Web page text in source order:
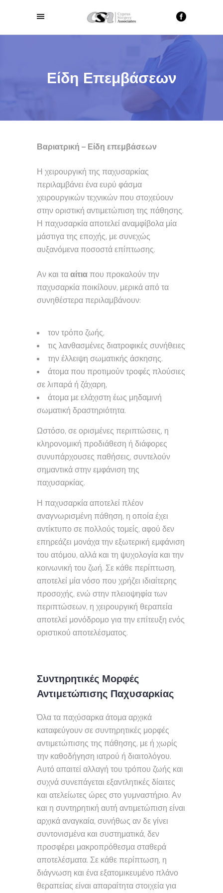
Είδη Επεμβάσεων
Βαριατρική – Είδη επεμβάσεων
Η χειρουργική της παχυσαρκίας
περιλαμβάνει ένα ευρύ φάσμα
χειρουργικών τεχνικών που στοχεύουν
στην οριστική αντιμετώπιση της πάθησης.
Η παχυσαρκία αποτελεί αναμφίβολα μία
μάστιγα της εποχής, με συνεχώς
αυξανόμενα ποσοστά επίπτωσης.
Αν και τααίτιαπου προκαλούν την
παχυσαρκία ποικίλουν, μερικά από τα
συνηθέστερα περιλαμβάνουν:
τον τρόπο ζωής,
τις λανθασμένες διατροφικές συνήθειες
την έλλειψη σωματικής άσκησης.
άτομα που προτιμούν τροφές πλούσιες
σε λιπαρά ή ζάχαρη,
άτομα με ελάχιστη έως μηδαμινή
σωματική δραστηριότητα.
Ωστόσο, σε ορισμένες περιπτώσεις, η
κληρονομική προδιάθεση ή διάφορες
συνυπάρχουσες παθήσεις, συντελούν
σημαντικά στην εμφάνιση της
παχυσαρκίας.
Η παχυσαρκία αποτελεί πλέον
αναγνωρισμένη πάθηση, η οποία έχει
αντίκτυπο σε πολλούς τομείς, αφού δεν
επηρεάζει μονάχα την εξωτερική εμφάνιση
του ατόμου, αλλά και τη ψυχολογία και την
κοινωνική του ζωή. Σε κάθε περίπτωση,
αποτελεί μία νόσο που χρήζει ιδιαίτερης
προσοχής, ενώ στην πλειοψηφία των
περιπτώσεων, η χειρουργική θεραπεία
αποτελεί μονόδρομο για την επίτευξη ενός
οριστικού αποτελέσματος.
Συντηρητικές Μορφές
Αντιμετώπισης Παχυσαρκίας
Όλα τα παχύσαρκα άτομα αρχικά
καταφεύγουν σε συντηρητικές μορφές
αντιμετώπισης της πάθησης, με ή χωρίς
την καθοδήγηση ιατρού ή διαιτολόγου.
Αυτό απαιτεί αλλαγή του τρόπου ζωής και
συχνά συνεπάγεται εξαντλητικές δίαιτες
και ατελείωτες ώρες στο γυμναστήριο. Αν
και η συντηρητική αυτή αντιμετώπιση είναι
αρχικά αναγκαία, συνήθως αν δε γίνει
συντονισμένα και συστηματικά, δεν
προσφέρει μακροπρόθεσμα σταθερά
αποτελέσματα. Σε κάθε περίπτωση, η
διάγνωση και ένα εξατομικευμένο πλάνο
θεραπείας είναι απαραίτητα στοιχεία για